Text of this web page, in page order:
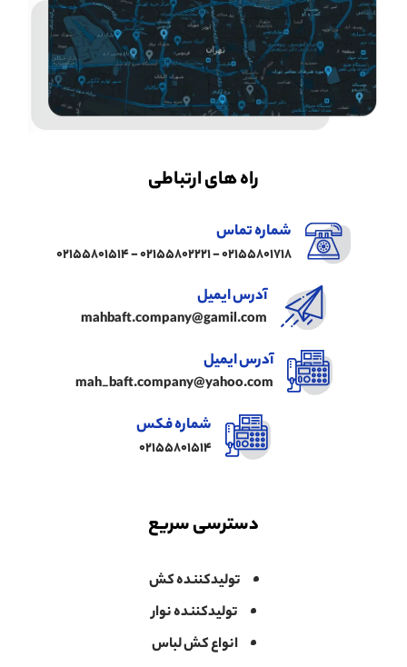
راه های ارتباطی
شماره تماس
02155801718 - 02155802221 - 02155801514
آدرس ایمیل
mahbaft.company@gamil.com
آدرس ایمیل
mah_baft.company@yahoo.com
شماره فکس
02155801514
دسترسی سریع
تولیدکننده کش
تولیدکننده نوار
انواع کش لباس